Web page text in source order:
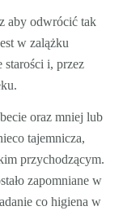
aby odwrócić tak
w zalążku
starości i, przez
oraz mniej lub
tajemnicza,
przychodzącym.
zapomniane w
co higiena w